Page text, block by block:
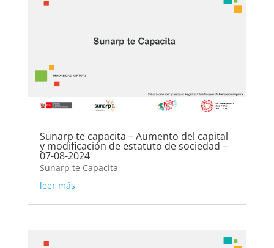
Sunarp te capacita – Aumento del capital
y modificación de estatuto de sociedad –
07-08-2024
Sunarp te Capacita
leer más